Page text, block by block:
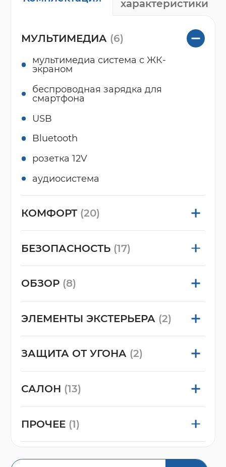
характеристики
МУЛЬТИМЕДИА (6)
мультимедиа система с ЖК-
экраном
беспроводная зарядка для
смартфона
USB
Bluetooth
розетка 12V
аудиосистема
КОМФОРТ (20)
БЕЗОПАСНОСТЬ (17)
ОБЗОР (8)
ЭЛЕМЕНТЫ ЭКСТЕРЬЕРА (2)
ЗАЩИТА ОТ УГОНА (2)
САЛОН (13)
ПРОЧЕЕ (1)